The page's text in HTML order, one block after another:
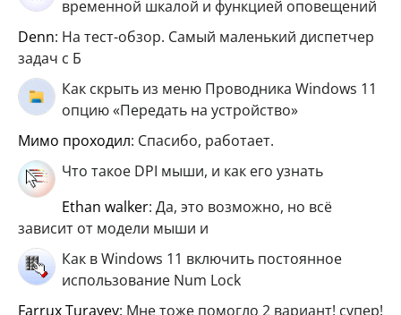
временной шкалой и функцией оповещений
Denn: На тест-обзор. Самый маленький диспетчер
задач с Б
Как скрыть из меню Проводника Windows 11
опцию «Передать на устройство»
мимо проходил: Спасибо, работает.
Что такое DPI мыши, и как его узнать
ethan walker: Да, это возможно, но всё
зависит от модели мыши и
Как в Windows 11 включить постоянное
использование Num Lock
Farrux Turayev: Мне тоже помогло 2 вариант! супер!